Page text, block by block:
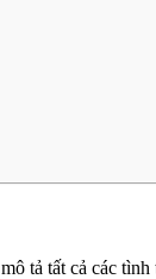
tả tất cả các